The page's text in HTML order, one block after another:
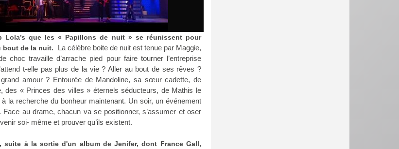
Lola’s que les « Papillons de nuit » se réunissent pour
bout de la nuit.
La célèbre boite de nuit est tenue par Maggie,
travaille d’arrache pied pour faire tourner l’entreprise
t-elle pas plus de la vie ? Aller au bout de ses rêves ?
amour ? Entourée de Mandoline, sa sœur cadette, de
des « Princes des villes » éternels séducteurs, de Mathis le
la recherche du bonheur maintenant. Un soir, un événement
au drame, chacun va se positionner, s’assumer et oser
soi- même et prouver qu’ils existent.
suite à la sortie d'un album de Jenifer, dont France Gall,